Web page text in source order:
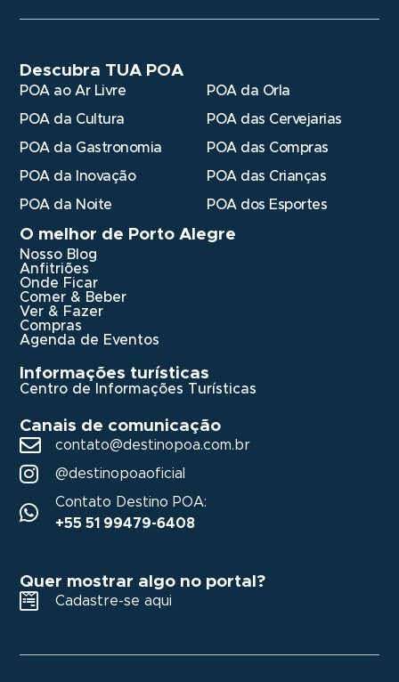
Descubra TUA POA
POA ao Ar Livre
POA da Cultura
POA da Gastronomia
POA da Inovação
POA da Noite
POA da Orla
POA das Cervejarias
POA das Compras
POA das Crianças
POA dos Esportes
O melhor de Porto Alegre
Nosso Blog
Anfitriões
Onde Ficar
Comer & Beber
Ver & Fazer
Compras
Agenda de Eventos
Informações turísticas
Centro de Informações Turísticas
Canais de comunicação
contato@destinopoa.com.br
@destinopoaoficial
Contato Destino POA:
+55 51 99479-6408
Quer mostrar algo no portal?
Cadastre-se aqui